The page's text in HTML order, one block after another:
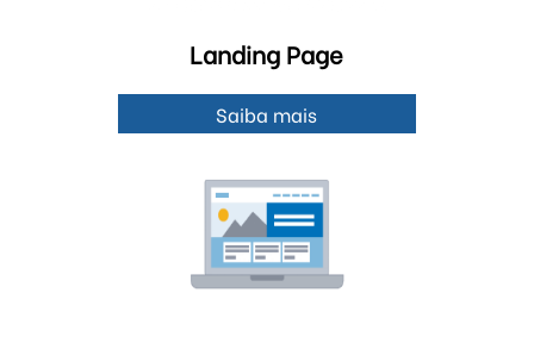
Landing Page
Saiba mais